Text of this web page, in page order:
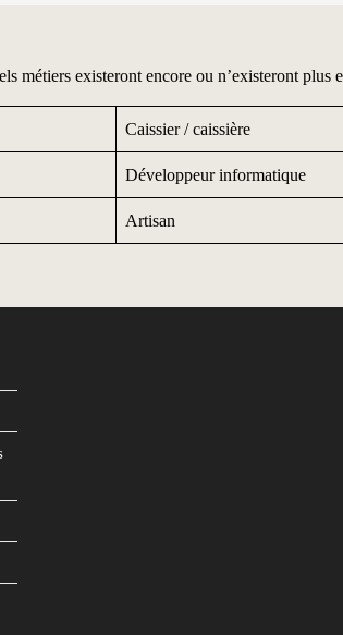
métiers existeront encore ou n’existeront plus
Caissier / caissière
Développeur informatique
Artisan